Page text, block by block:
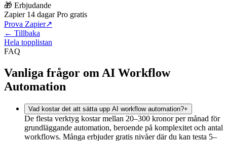
🎁 Erbjudande
Zapier 14 dagar Pro gratis
Prova Zapier↗
← Tillbaka
Hela topplistan
FAQ
Vanliga frågor om AI Workflow
Automation
Vad kostar det att sätta upp AI workflow automation?+
De flesta verktyg kostar mellan 20–300 kronor per månad för
grundläggande automation, beroende på komplexitet och antal
workflows. Många erbjuder gratis nivåer där du kan testa 5–